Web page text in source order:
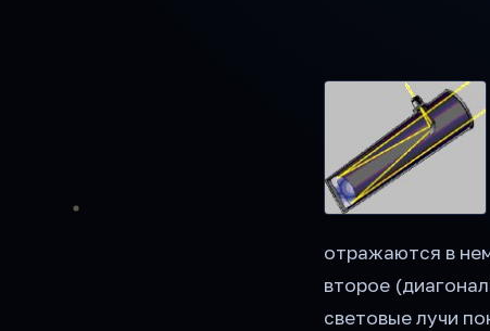
отражаются в
второе
световые лучи